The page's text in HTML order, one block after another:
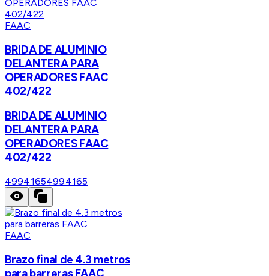
FAAC
BRIDA DE ALUMINIO
DELANTERA PARA
OPERADORES FAAC
402/422
BRIDA DE ALUMINIO
DELANTERA PARA
OPERADORES FAAC
402/422
49941654994165
FAAC
Brazo final de 4.3 metros
para barreras FAAC